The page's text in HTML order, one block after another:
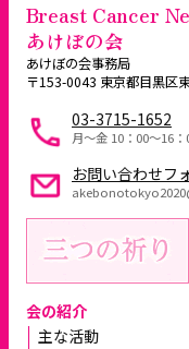
Breast Cancer
あけぼの会
あけぼの会事務局
〒153-0043 東京都目黒区
03-3715-1652
月～金 10：00〜16：
お問い合わせフ
会の紹介
主な活動